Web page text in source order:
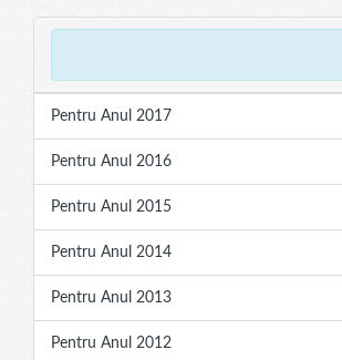
Pentru Anul 2017
Pentru Anul 2016
Pentru Anul 2015
Pentru Anul 2014
Pentru Anul 2013
Pentru Anul 2012